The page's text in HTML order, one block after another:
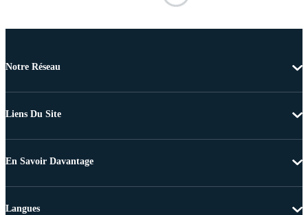
Notre Réseau
Liens Du Site
En Savoir Davantage
Langues